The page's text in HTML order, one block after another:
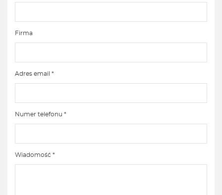
Firma
Adres email *
Numer telefonu *
Wiadomość *